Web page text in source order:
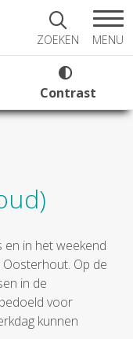
ZOEKEN MENU
Contrast
en in het weekend
Op de
in de
voor
kunnen